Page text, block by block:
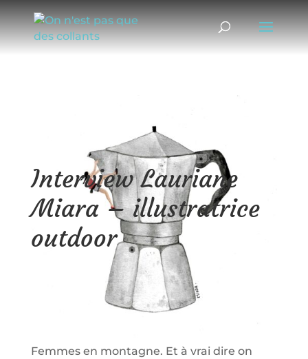
Interview Lauriane
Miara – illustratrice
outdoor
Interviews ,Montagne au féminin
Lauriane nous t’avions découvert sur
Instagram avant de collaborer avec toi pour
Femmes en montagne. Et à vrai dire on